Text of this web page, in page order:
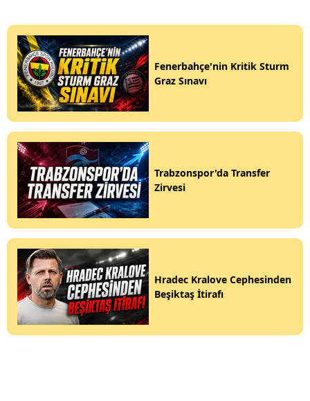
Fenerbahçe'nin Kritik Sturm
Graz Sınavı
Trabzonspor'da Transfer
Zirvesi
Hradec Kralove Cephesinden
Beşiktaş İtirafı